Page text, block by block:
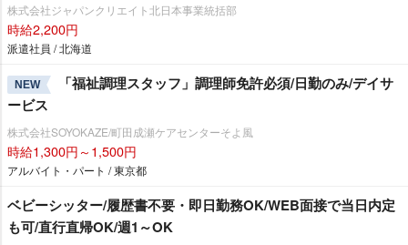
株式会社ジャパンクリエイト北日本事業統括部
時給2,200円
派遣社員 / 北海道
NEW
「福祉調理スタッフ」調理師免許必須/日勤のみ/デイサ
ービス
株式会社SOYOKAZE/町田成瀬ケアセンターそよ風
時給1,300円～1,500円
アルバイト・パート / 東京都
ベビーシッター/履歴書不要・即日勤務OK/WEB面接で当日内定
も可/直行直帰OK/週1～OK